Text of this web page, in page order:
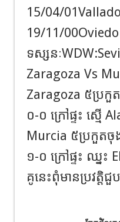
15/04/
19/11/
ទស្សនៈ
Zaragoza Vs
Zaragoza ៥ប្រ
០-០ ក្រៅផ្ទះ ស្មើ
Murcia ៥ប្រកួត
១-០ ក្រៅផ្ទះ ឈ្នះ
គូនេះពុំមានប្រវត្តិជួ